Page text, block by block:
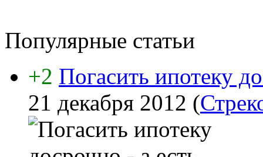
Популярные статьи
+2 Погасить ипотеку
21 декабря 2012 (